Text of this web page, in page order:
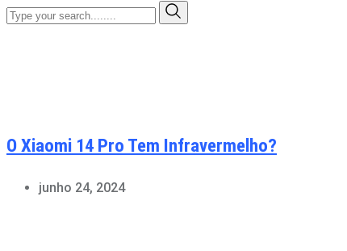
O Xiaomi 14 Pro Tem Infravermelho?
junho 24, 2024